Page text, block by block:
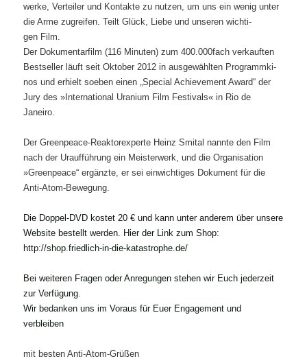
wer­ke, Ver­tei­ler und Kon­tak­te zu nut­zen, um uns ein wenig unter
die Arme zugrei­fen. Teilt Glück, Lie­be und unse­ren wich­ti­
gen Film.
Der Doku­men­tar­film (116 Minu­ten) zum 400.000fach ver­kauf­ten
Best­sel­ler läuft seit Okto­ber 2012 in aus­ge­wähl­ten Pro­gramm­ki­
nos und erhielt soeben einen „Spe­cial Achie­ve­ment Award“ der
Jury des »Inter­na­tio­nal Ura­ni­um Film Fes­ti­vals« in Rio de
Janeiro.
Der Green­peace-Reak­tor­ex­per­te Heinz Smit­al nann­te den Film
nach der Urauf­füh­rung ein Meis­ter­werk, und die Orga­ni­sa­ti­on
»Green­peace“ ergänz­te, er sei ein­wich­ti­ges Doku­ment für die
Anti-Atom-Bewegung.
Die Dop­pel-DVD kos­tet 20 € und kann unter ande­rem über unse­re
Web­site bestellt wer­den. Hier der Link zum Shop:
http://shop.friedlich-in-die-katastrophe.de/
Bei wei­te­ren Fra­gen oder Anre­gun­gen ste­hen wir Euch jeder­zeit
zur Verfügung.
Wir bedan­ken uns im Vor­aus für Euer Enga­ge­ment und
verbleiben
mit bes­ten Anti-Atom-Grüßen